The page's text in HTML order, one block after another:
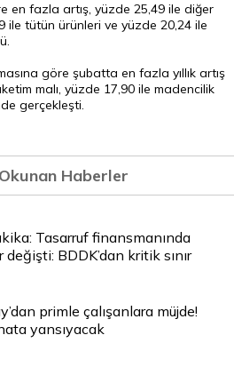
en fazla artış, yüzde 25,49 ile diğer
ile tütün ürünleri ve yüzde 20,24 ile
göre şubatta en fazla yıllık artış
malı, yüzde 17,90 ile madencilik
gerçekleşti.
Haberler
Tasarruf finansmanında
değişti: BDDK’dan kritik sınır
primle çalışanlara müjde!
yansıyacak